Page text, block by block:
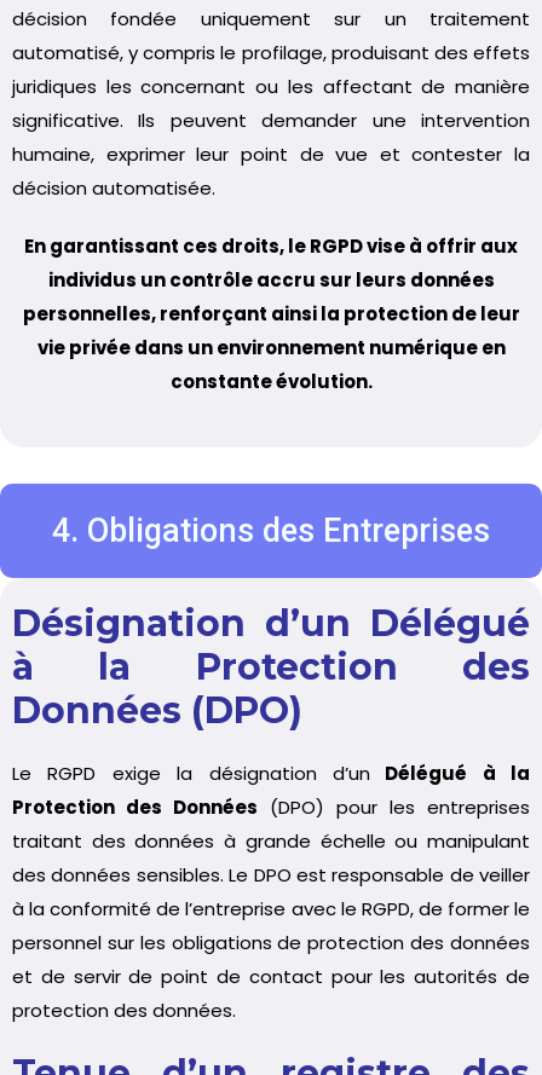
décision fondée uniquement sur un traitement
automatisé, y compris le profilage, produisant des effets
juridiques les concernant ou les affectant de manière
significative. Ils peuvent demander une intervention
humaine, exprimer leur point de vue et contester la
décision automatisée.
En garantissant ces droits, le RGPD vise à offrir aux
individus un contrôle accru sur leurs données
personnelles, renforçant ainsi la protection de leur
vie privée dans un environnement numérique en
constante évolution.
4. Obligations des Entreprises
Désignation d’un Délégué
à la Protection des
Données (DPO)
Le RGPD exige la désignation d’un Délégué à la
Protection des Données (DPO) pour les entreprises
traitant des données à grande échelle ou manipulant
des données sensibles. Le DPO est responsable de veiller
à la conformité de l’entreprise avec le RGPD, de former le
personnel sur les obligations de protection des données
et de servir de point de contact pour les autorités de
protection des données.